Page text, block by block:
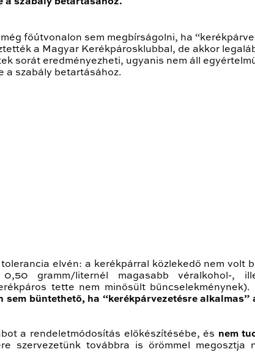
főútvonalon sem megbírságolni, ha
a Magyar Kerékpárosklubbal, de akkor
sorát eredményezheti, ugyanis nem áll
a szabály betartásához.
elvén: a kerékpárral közlekedő nem volt
gramm/liternél magasabb véralkohol-,
tette nem minősült bűncselekménynek).
büntethető, ha “kerékpárvezetésre alkalmas”
a rendeletmódosítás előkészítésébe, és nem
szervezetünk továbbra is örömmel megosztja